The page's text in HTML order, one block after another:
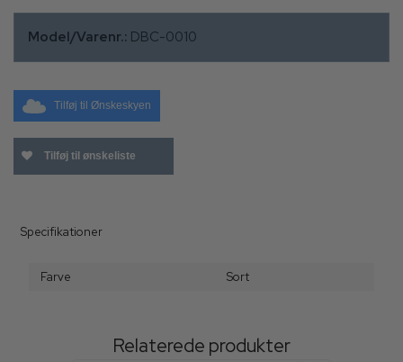
Model/Varenr.: DBC-0010
Tilføj til Ønskeskyen
Tilføj til ønskeliste
Specifikationer
Farve Sort
Relaterede produkter